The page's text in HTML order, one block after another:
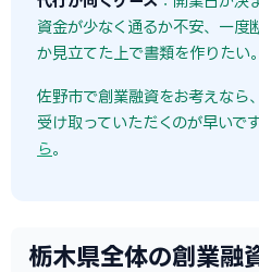
資金が少なく通るか不安、一度
か見立てた上で書類を作りたい。
佐野市で創業融資をお考えなら
受け取っていただくのが早いです
ら。
栃木県全体の創業融